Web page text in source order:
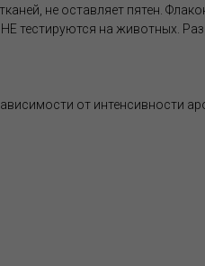
не оставляет пятен.
тестируются на животных.
от интенсивности